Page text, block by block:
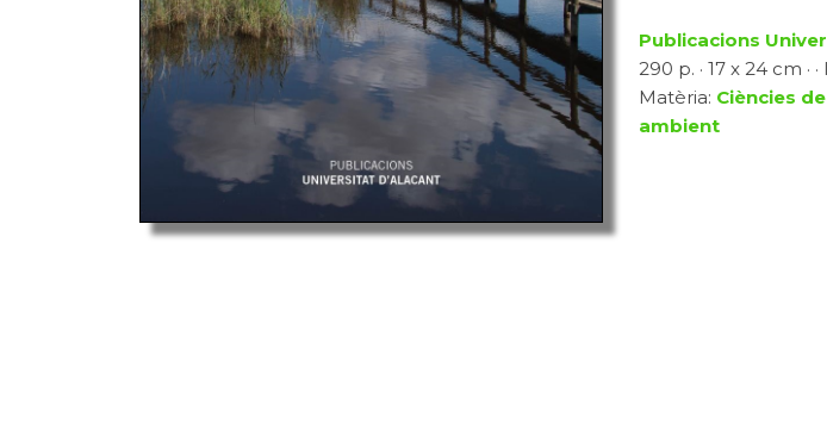
Publicacions
290 p. · 17 x 24 cm ·
Matèria: Ciències
ambient